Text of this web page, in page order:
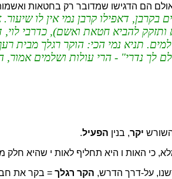
הם הדגישו שמדובר רק בחטאות
בקרבן, דאפילו קרבן נמי אין לו
להביא חטאת ואשם), כדרבי לוי,
תניא נמי הכי: הוקר רגלך
לך נדרי" - הרי עולות ושלמים
יקר, בנין הפעיל.
כי האות ו היא תחליף לאות י שהיא
על-דרך הדרש, הקר רגלך = בקר את